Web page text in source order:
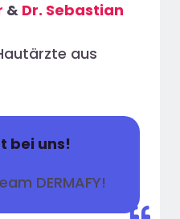
& Dr. Sebastian
aus
bei uns!
DERMAFY!